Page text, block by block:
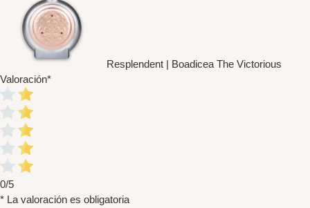
Resplendent | Boadicea The Victorious
Valoración*
0/5
* La valoración es obligatoria